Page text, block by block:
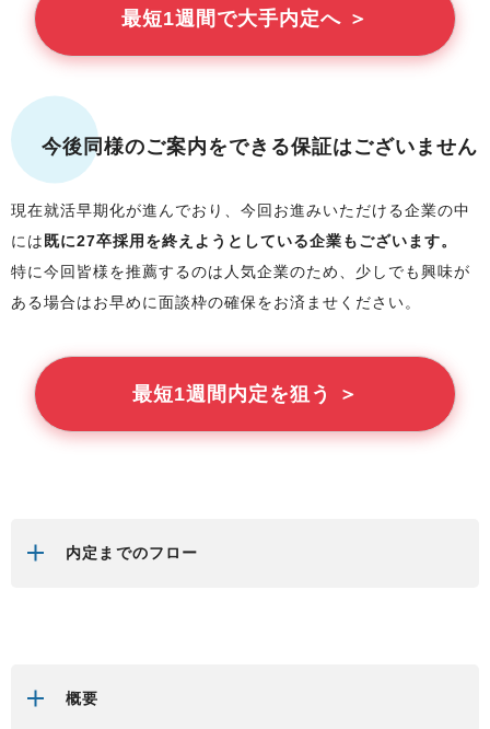
最短1週間で大手内定へ ＞
今後同様のご案内をできる保証はございません
現在就活早期化が進んでおり、今回お進みいただける企業の中
には 既に27卒採用を終えようとしている企業もございます。
特に今回 皆様を推薦するのは人気企業のため、少しでも興味が
ある場合はお早めに面談枠の確保をお済ませください。
最短1週間内定を狙う ＞
内定までのフロー
概要